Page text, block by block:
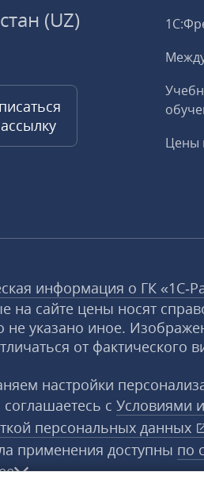
(UZ)
Цены
информация о ГК
на сайте цены носят
не указано иное.
от фактического
настройки
с Условиями
персональных данных
применения доступны по